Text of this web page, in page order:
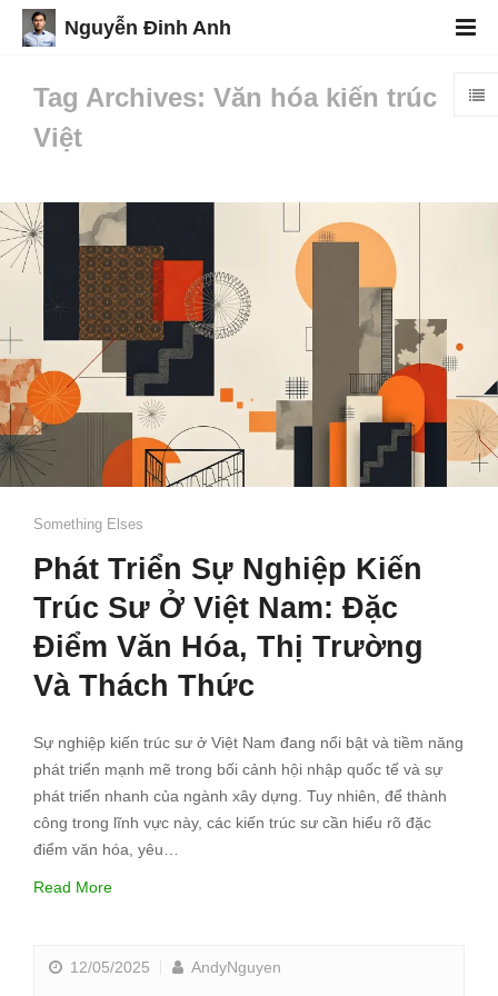
Nguyễn Đinh Anh
Tag Archives: Văn hóa kiến trúc
Việt
Something Elses
Phát Triển Sự Nghiệp Kiến
Trúc Sư Ở Việt Nam: Đặc
Điểm Văn Hóa, Thị Trường
Và Thách Thức
Sự nghiệp kiến trúc sư ở Việt Nam đang nổi bật và tiềm năng
phát triển mạnh mẽ trong bối cảnh hội nhập quốc tế và sự
phát triển nhanh của ngành xây dựng. Tuy nhiên, để thành
công trong lĩnh vực này, các kiến trúc sư cần hiểu rõ đặc
điểm văn hóa, yêu…
Read More
12/05/2025 AndyNguyen